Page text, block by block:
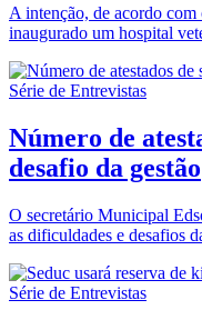
A intenção, de acordo com
inaugurado um hospital
Série de Entrevistas
Número de
desafio da gestão
O secretário Municipal
as dificuldades e desafios
Série de Entrevistas